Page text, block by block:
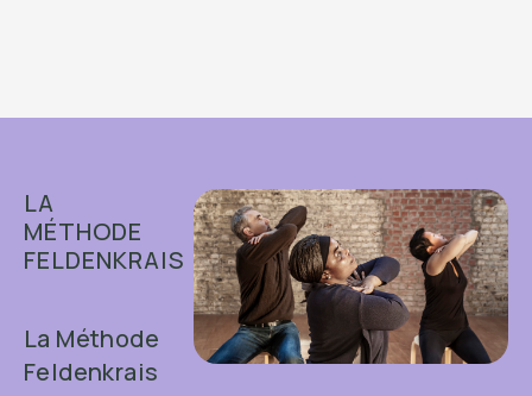
LA
MÉTHODE
FELDENKRAIS
La Méthode
Feldenkrais